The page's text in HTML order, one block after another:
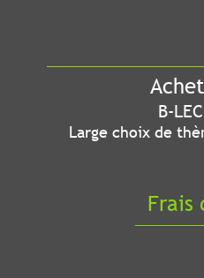
B-
Large choix de
Frais